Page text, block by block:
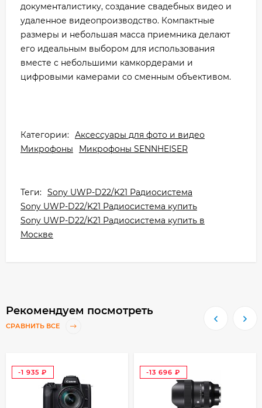
документалистику, создание свадебных видео и
удаленное видеопроизводство. Компактные
размеры и небольшая масса приемника делают
его идеальным выбором для использования
вместе с небольшими камкордерами и
цифровыми камерами со сменным объективом.
Категории: Аксессуары для фото и видео
Микрофоны
Микрофоны SENNHEISER
Теги: Sony UWP-D22/K21 Радиосистема
Sony UWP-D22/K21 Радиосистема купить
Sony UWP-D22/K21 Радиосистема купить в
Москве
Рекомендуем посмотреть
СРАВНИТЬ ВСЕ
-1 935
₽
-13 696
₽